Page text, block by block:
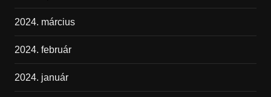
2024. március
2024. február
2024. január